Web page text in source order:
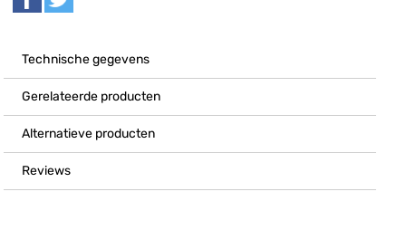
Technische gegevens
Gerelateerde producten
Alternatieve producten
Reviews